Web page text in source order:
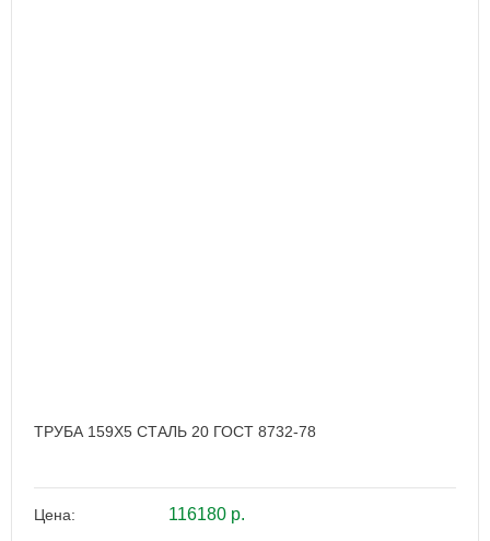
ТРУБА 159Х5 СТАЛЬ 20 ГОСТ 8732-78
Цена: 116180 р.